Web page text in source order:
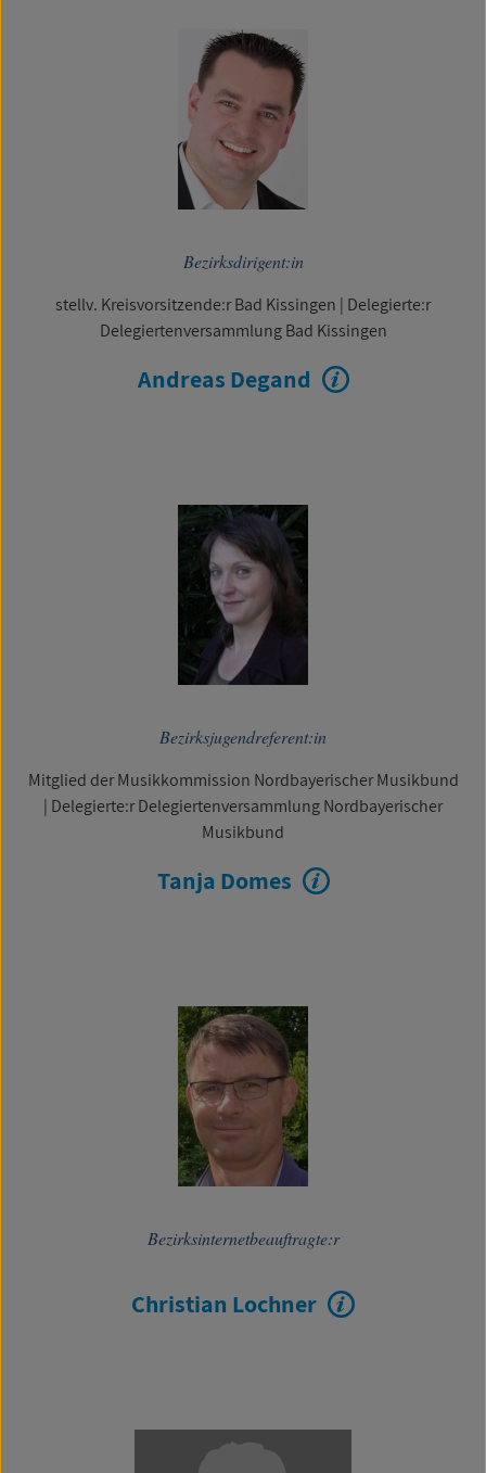
Bezirksdirigent:in
stellv. Kreisvorsitzende:r Bad Kissingen | Delegierte:r
Delegiertenversammlung Bad Kissingen
Andreas Degand
Bezirksjugendreferent:in
Mitglied der Musikkommission Nordbayerischer Musikbund
| Delegierte:r Delegiertenversammlung Nordbayerischer
Musikbund
Tanja Domes
Bezirksinternetbeauftragte:r
Christian Lochner